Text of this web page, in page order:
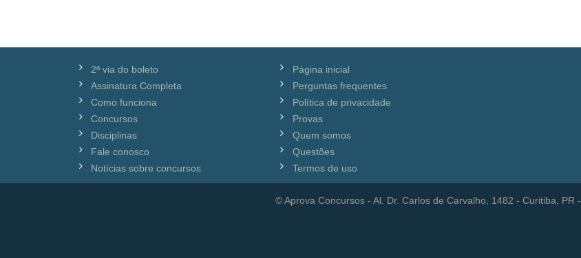
2ª via do boleto
Assinatura Completa
Como funciona
Concursos
Disciplinas
Fale conosco
Notícias sobre concursos
Página inicial
Perguntas frequentes
Política de privacidade
Provas
Quem somos
Questões
Termos de uso
© Aprova Concursos - Al. Dr. Carlos de Carvalho, 1482 - Curitiba, PR -